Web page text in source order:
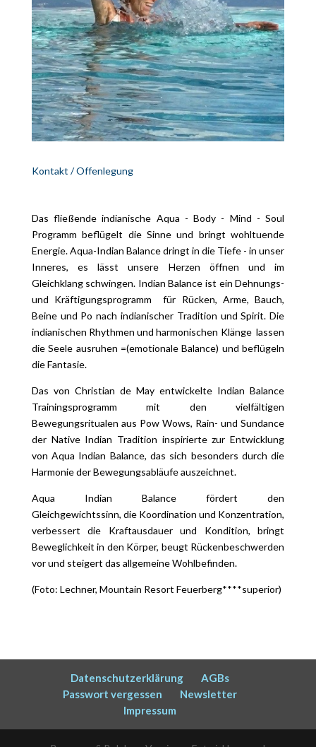
Kontakt / Offenlegung
Das fließende indianische Aqua - Body - Mind - Soul
Programm beflügelt die Sinne und bringt wohltuende
Energie. Aqua-Indian Balance dringt in die Tiefe - in unser
Inneres, es lässt unsere Herzen öffnen und im
Gleichklang schwingen. Indian Balance ist ein Dehnungs-
und Kräftigungsprogramm für Rücken, Arme, Bauch,
Beine und Po nach indianischer Tradition und Spirit. Die
indianischen Rhythmen und harmonischen Klänge lassen
die Seele ausruhen =(emotionale Balance) und beflügeln
die Fantasie.
Das von Christian de May entwickelte Indian Balance
Trainingsprogramm mit den vielfältigen
Bewegungsritualen aus Pow Wows, Rain- und Sundance
der Native Indian Tradition inspirierte zur Entwicklung
von Aqua Indian Balance, das sich besonders durch die
Harmonie der Bewegungsabläufe auszeichnet.
Aqua Indian Balance fördert den
Gleichgewichtssinn, die Koordination und Konzentration,
verbessert die Kraftausdauer und Kondition, bringt
Beweglichkeit in den Körper, beugt Rückenbeschwerden
vor und steigert das allgemeine Wohlbefinden.
(Foto: Lechner, Mountain Resort Feuerberg****superior)
Datenschutzerklärung
AGBs
Passwort vergessen
Newsletter
Impressum